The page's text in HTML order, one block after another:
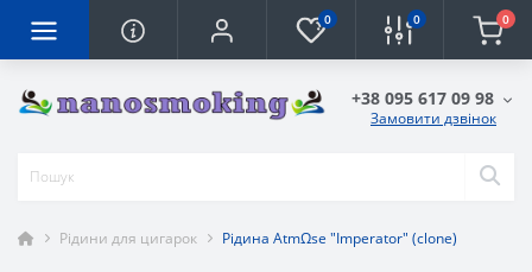
0 0 0
+38 095 617 09 98
Замовити дзвінок
Рідини для цигарок Рідина AtmΩse "Imperator" (clone)